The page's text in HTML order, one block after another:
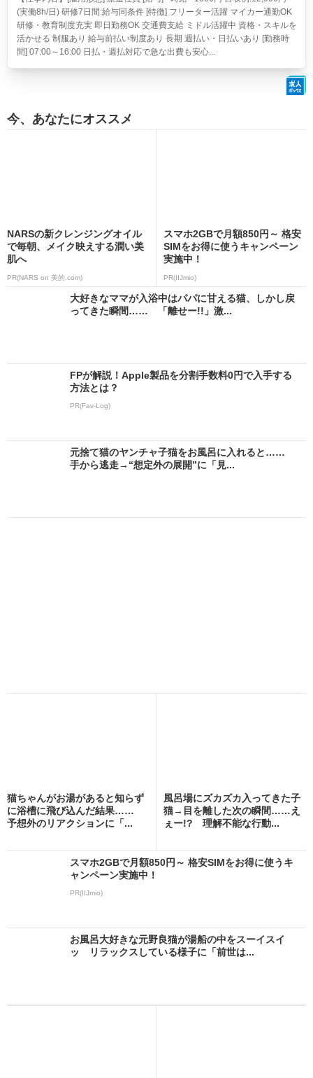
(実働8h/日) 研修7日間:給与同条件 [特徴] フリーター活躍 マイカー通勤OK
研修・教育制度充実 即日勤務OK 交通費支給 ミドル活躍中 資格・スキルを
活かせる 制服あり 給与前払い制度あり 長期 週払い・日払いあり [勤務時
間] 07:00～16:00 日払・週払対応で急な出費も安心...
今、あなたにオススメ
NARSの新クレンジングオイル
で毎朝、メイク映えする潤い美
肌へ
PR(NARS on 美的.com)
スマホ2GBで月額850円～ 格安
SIMをお得に使うキャンペーン
実施中！
PR(IIJmio)
大好きなママが入浴中はパパに甘える猫、しかし戻
ってきた瞬間…… 「離せー!!」激...
FPが解説！Apple製品を分割手数料0円で入手する
方法とは？
PR(Fav-Log)
元捨て猫のヤンチャ子猫をお風呂に入れると……
手から逃走→“想定外の展開”に「見...
猫ちゃんがお湯があると知らず
に浴槽に飛び込んだ結果……
予想外のリアクションに「...
風呂場にズカズカ入ってきた子
猫→目を離した次の瞬間……え
ぇー!? 理解不能な行動...
スマホ2GBで月額850円～ 格安SIMをお得に使うキ
ャンペーン実施中！
PR(IIJmio)
お風呂大好きな元野良猫が湯船の中をスーイスイ
ッ リラックスしている様子に「前世は...